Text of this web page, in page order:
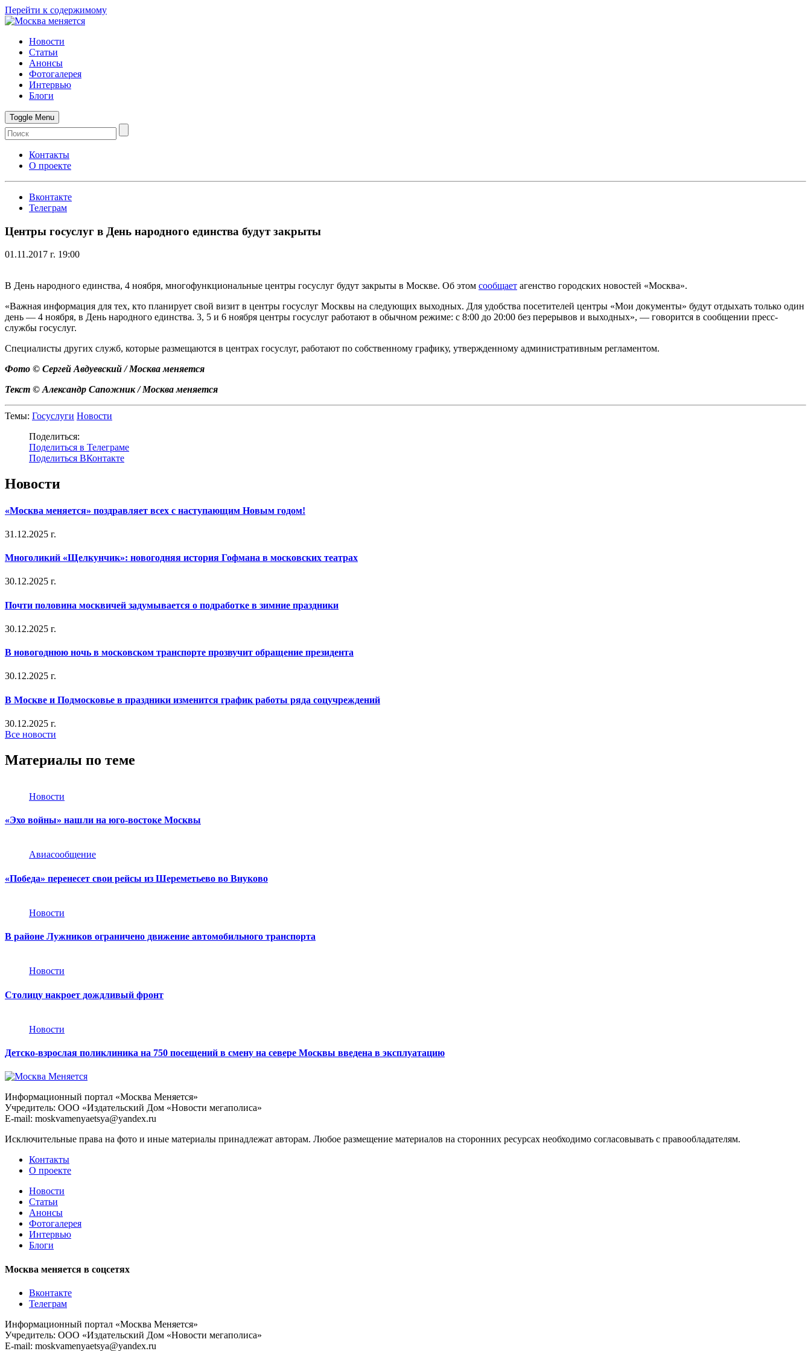
Перейти к содержимому
Новости
Статьи
Анонсы
Фотогалерея
Интервью
Блоги
Toggle Menu
Контакты
О проекте
Вконтакте
Телеграм
Центры госуслуг в День народного единства будут закрыты
01.11.2017 г. 19:00
В День народного единства, 4 ноября, многофункциональные центры госуслуг будут закрыты в Москве. Об этом сообщает агенство городских новостей «Москва».
«Важная информация для тех, кто планирует свой визит в центры госуслуг Москвы на следующих выходных. Для удобства посетителей центры «Мои документы» будут отдыхать только один
день — 4 ноября, в День народного единства. 3, 5 и 6 ноября центры госуслуг работают в обычном режиме: с 8:00 до 20:00 без перерывов и выходных», — говорится в сообщении пресс-
службы госуслуг.
Специалисты других служб, которые размещаются в центрах госуслуг, работают по собственному графику, утвержденному административным регламентом.
Фото © Сергей Авдуевский / Москва меняется
Текст © Александр Сапожник / Москва меняется
Темы: Госуслуги Новости
Поделиться:
Поделиться в Телеграме
Поделиться ВКонтакте
Новости
«Москва меняется» поздравляет всех с наступающим Новым годом!
31.12.2025 г.
Многоликий «Щелкунчик»: новогодняя история Гофмана в московских театрах
30.12.2025 г.
Почти половина москвичей задумывается о подработке в зимние праздники
30.12.2025 г.
В новогоднюю ночь в московском транспорте прозвучит обращение президента
30.12.2025 г.
В Москве и Подмосковье в праздники изменится график работы ряда соцучреждений
30.12.2025 г.
Все новости
Материалы по теме
Новости
«Эхо войны» нашли на юго-востоке Москвы
Авиасообщение
«Победа» перенесет свои рейсы из Шереметьево во Внуково
Новости
В районе Лужников ограничено движение автомобильного транспорта
Новости
Столицу накроет дождливый фронт
Новости
Детско-взрослая поликлиника на 750 посещений в смену на севере Москвы введена в эксплуатацию
Информационный портал «Москва Меняется»
Учредитель: ООО «Издательский Дом «Новости мегаполиса»
E-mail: moskvamenyaetsya@yandex.ru
Исключительные права на фото и иные материалы принадлежат авторам. Любое размещение материалов на сторонних ресурсах необходимо согласовывать с правообладателям.
Контакты
О проекте
Новости
Статьи
Анонсы
Фотогалерея
Интервью
Блоги
Москва меняется в соцсетях
Вконтакте
Телеграм
Информационный портал «Москва Меняется»
Учредитель: ООО «Издательский Дом «Новости мегаполиса»
E-mail: moskvamenyaetsya@yandex.ru